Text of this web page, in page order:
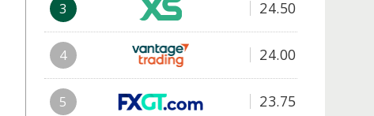
3 24.50
4 24.00
5 23.75